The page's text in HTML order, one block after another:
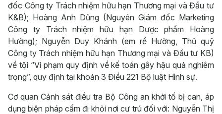
đốc Công ty Trách nhiệm hữu hạn Thương mại và Đầu tư
K&B); Hoàng Anh Dũng (Nguyên Giám đốc Marketing
Công ty Trách nhiệm hữu hạn Dược phẩm Hoàng
Hường); Nguyễn Duy Khánh (em rể Hường, Thủ quỹ
Công ty Trách nhiệm hữu hạn Thương mại và Đầu tư KB)
về tội “Vi phạm quy định về kế toán gây hậu quả nghiêm
trọng”, quy định tại khoản 3 Điều 221 Bộ luật Hình sự.
Cơ quan Cảnh sát điều tra Bộ Công an khởi tố bị can, áp
dụng biện pháp cấm đi khỏi nơi cư trú đối với: Nguyễn Thị